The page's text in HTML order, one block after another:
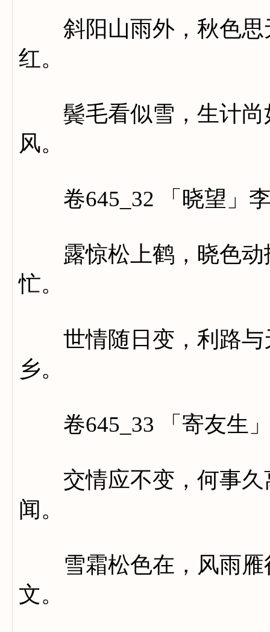
斜阳山雨外，秋色思
红。
鬓毛看似雪，生计尚
风。
卷645_32 「晓望」
露惊松上鹤，晓色动
忙。
世情随日变，利路与
乡。
卷645_33 「寄友生
交情应不变，何事久
闻。
雪霜松色在，风雨雁
文。